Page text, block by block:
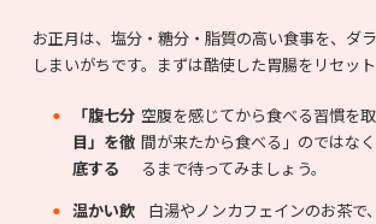
お正月は、塩分・糖分・脂質の高い食事を、ダ
しまいがちです。まずは酷使した胃腸をリセット
「腹七分
目」を徹
底する
空腹を感じてから食べる習慣を
間が来たから食べる」のではな
るまで待ってみましょう。
温かい飲
白湯やノンカフェインのお茶で